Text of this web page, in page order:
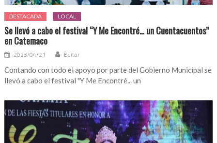
DESTACADA LOCAL
Se llevó a cabo el festival “Y Me Encontré… un Cuentacuentos”
en Catemaco
2023/04/21 Editor
Contando con todo el apoyo por parte del Gobierno Municipal se
llevó a cabo el festival "Y Me Encontré... un